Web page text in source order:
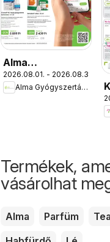
Alma
Gyógyszertárak
akciós újság
2026.08.01. - 2026.08.31.
Alma Gyógyszertárak
Termékek,
vásárolhat
Alma Parfüm Tea